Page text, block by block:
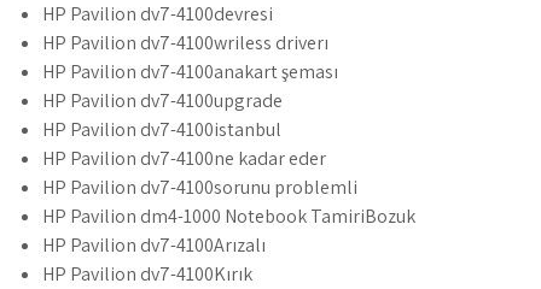
HP Pavilion dv7-4100devresi
HP Pavilion dv7-4100wriless driverı
HP Pavilion dv7-4100anakart şeması
HP Pavilion dv7-4100upgrade
HP Pavilion dv7-4100istanbul
HP Pavilion dv7-4100ne kadar eder
HP Pavilion dv7-4100sorunu problemli
HP Pavilion dm4-1000 Notebook TamiriBozuk
HP Pavilion dv7-4100Arızalı
HP Pavilion dv7-4100Kırık